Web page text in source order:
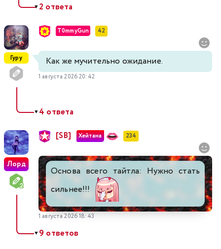
▼2 ответа
Гуру
T0mmyGun 42
Как же мучительно ожидание.
1 августа 2026 20:42
▼4 ответа
Лорд
[SB] Хейтана 234
Основа всего тайтла: Нужно стать
сильнее!!!
1 августа 2026 18:43
▼9 ответов